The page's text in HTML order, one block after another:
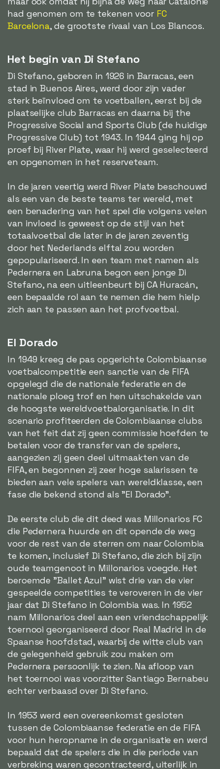
had genomen om te tekenen voor FC
Barcelona, de grootste rivaal van Los Blancos.
Het begin van Di Stefano
Di Stefano, geboren in 1926 in Barracas, een
stad in Buenos Aires, werd door zijn vader
sterk beïnvloed om te voetballen, eerst bij de
plaatselijke club Barracas en daarna bij the
Progressive Social and Sports Club (de huidige
Progressive Club) tot 1943. In 1944 ging hij op
proef bij River Plate, waar hij werd geselecteerd
en opgenomen in het reserveteam.
In de jaren veertig werd River Plate beschouwd
als een van de beste teams ter wereld, met
een benadering van het spel die volgens velen
van invloed is geweest op de stijl van het
totaalvoetbal die later in de jaren zeventig
door het Nederlands elftal zou worden
gepopulariseerd. In een team met namen als
Pedernera en Labruna begon een jonge Di
Stefano, na een uitleenbeurt bij CA Huracán,
een bepaalde rol aan te nemen die hem hielp
zich aan te passen aan het profvoetbal.
El Dorado
In 1949 kreeg de pas opgerichte Colombiaanse
voetbalcompetitie een sanctie van de FIFA
opgelegd die de nationale federatie en de
nationale ploeg trof en hen uitschakelde van
de hoogste wereldvoetbalorganisatie. In dit
scenario profiteerden de Colombiaanse clubs
van het feit dat zij geen commissie hoefden te
betalen voor de transfer van de spelers,
aangezien zij geen deel uitmaakten van de
FIFA, en begonnen zij zeer hoge salarissen te
bieden aan vele spelers van wereldklasse, een
fase die bekend stond als "El Dorado".
De eerste club die dit deed was Millonarios FC
die Pedernera huurde en dit opende de weg
voor de rest van de sterren om naar Colombia
te komen, inclusief Di Stefano, die zich bij zijn
oude teamgenoot in Millonarios voegde. Het
beroemde "Ballet Azul" wist drie van de vier
gespeelde competities te veroveren in de vier
jaar dat Di Stefano in Colombia was. In 1952
nam Millonarios deel aan een vriendschappelijk
toernooi georganiseerd door Real Madrid in de
Spaanse hoofdstad, waarbij de witte club van
de gelegenheid gebruik zou maken om
Pedernera persoonlijk te zien. Na afloop van
het toernooi was voorzitter Santiago Bernabeu
echter verbaasd over Di Stefano.
In 1953 werd een overeenkomst gesloten
tussen de Colombiaanse federatie en de FIFA
voor hun heropname in de organisatie en werd
bepaald dat de spelers die in die periode van
verbreking waren gecontracteerd, uiterlijk in